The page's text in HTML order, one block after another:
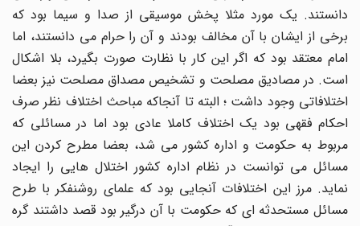
دانستند. یک مورد مثلا پخش موسیقی از صدا و سیما بود که
برخی از ایشان با آن مخالف بودند و آن را حرام می دانستند، اما
امام معتقد بود که اگر این کار با نظارت صورت بگیرد، بلا اشکال
است. در مصادیق مصلحت و تشخیص مصداق مصلحت نیز بعضا
اختلافاتی وجود داشت ؛ البته تا آنجاکه مباحث اختلاف نظر صرف
احکام فقهی بود یک اختلاف کاملا عادی بود اما در مسائلی که
مربوط به حکومت و اداره کشور می شد، بعضا مطرح کردن این
مسائل می توانست در نظام اداره کشور اختلال هایی را ایجاد
نماید. مرز این اختلافات آنجایی بود که علمای روشنفکر با طرح
مسائل مستحدثه ای که حکومت با آن درگیر بود قصد داشتند گره